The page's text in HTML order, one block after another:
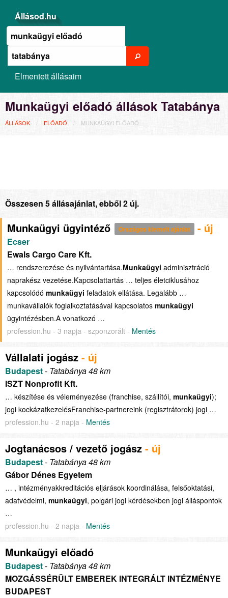
Állásod.hu
Elmentett állásaim
Munkaügyi előadó állások Tatabánya
ÁLLÁSOK ELŐADÓ MUNKAÜGYI ELŐADÓ
Összesen 5 állásajánlat, ebből 2 új.
Munkaügyi ügyintéző Országos kiemelt ajánlat - új
Ecser
Ewals Cargo Care Kft.
… rendszerezése és nyilvántartása.Munkaügyi adminisztráció
naprakész vezetése.Kapcsolattartás … teljes életciklusához
kapcsolódó munkaügyi feladatok ellátása. Legalább …
munkavállalók foglalkoztatásával kapcsolatos munkaügyi
ügyintézésben.A vonatkozó …
profession.hu - 3 napja - szponzorált - Mentés
Vállalati jogász - új
Budapest- Tatabánya 48 km
ISZT Nonprofit Kft.
… készítése és véleményezése (franchise, szállítói, munkaügyi);
jogi kockázatkezelésFranchise-partnereink (regisztrátorok) jogi …
profession.hu - 2 napja - Mentés
Jogtanácsos / vezető jogász - új
Budapest- Tatabánya 48 km
Gábor Dénes Egyetem
… , intézményakkreditációs eljárások koordinálása, felsőoktatási,
adatvédelmi, munkaügyi, polgári jogi kérdésekben jogi álláspontok
…
profession.hu - 2 napja - Mentés
Munkaügyi előadó
Budapest- Tatabánya 48 km
MOZGÁSSÉRÜLT EMBEREK INTEGRÁLT INTÉZMÉNYE
BUDAPEST